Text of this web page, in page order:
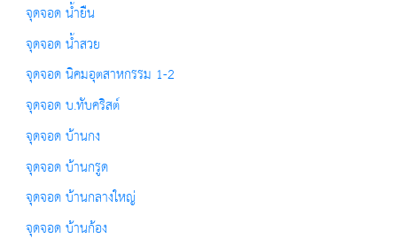
จุดจอด น้ำยืน
จุดจอด น้ำสวย
จุดจอด นิคมอุตสาหกรรม 1-2
จุดจอด บ.ทับคริสต์
จุดจอด บ้านกง
จุดจอด บ้านกรูด
จุดจอด บ้านกลางใหญ่
จุดจอด บ้านก้อง